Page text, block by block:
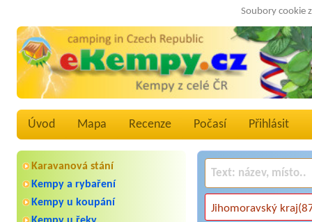
Soubory cookie
Úvod Mapa Recenze Počasí Přihlásit
Karavanová stání
Kempy a rybaření
Kempy u koupání